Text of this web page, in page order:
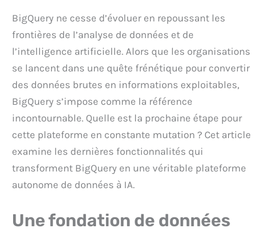
BigQuery ne cesse d’évoluer en repoussant les
frontières de l’analyse de données et de
l’intelligence artificielle. Alors que les organisations
se lancent dans une quête frénétique pour convertir
des données brutes en informations exploitables,
BigQuery s’impose comme la référence
incontournable. Quelle est la prochaine étape pour
cette plateforme en constante mutation ? Cet article
examine les dernières fonctionnalités qui
transforment BigQuery en une véritable plateforme
autonome de données à IA.
Une fondation de données